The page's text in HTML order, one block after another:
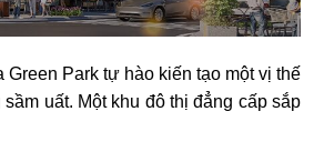
Park tự hào kiến tạo một vị thế
uất. Một khu đô thị đẳng cấp sắp